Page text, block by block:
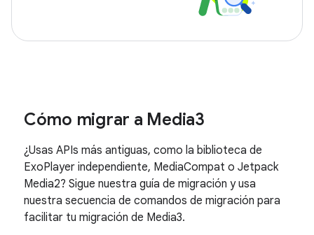
Cómo migrar a Media3
¿Usas APIs más antiguas, como la biblioteca de
ExoPlayer independiente, MediaCompat o Jetpack
Media2? Sigue nuestra guía de migración y usa
nuestra secuencia de comandos de migración para
facilitar tu migración de Media3.